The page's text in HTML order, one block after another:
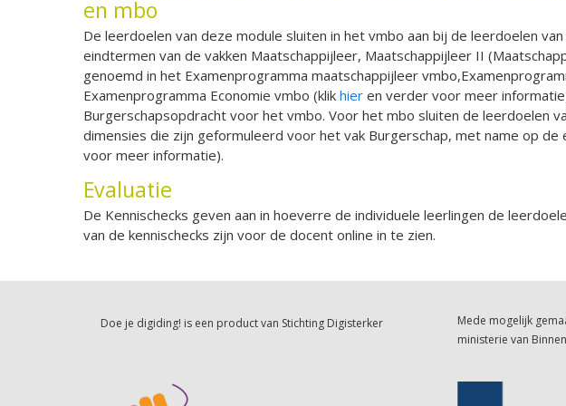
en mbo
De leerdoelen van deze module sluiten in het vmbo aan bij de leerdoelen
eindtermen van de vakken Maatschappijleer, Maatschappijleer II
genoemd in het Examenprogramma maatschappijleer
Examenprogramma Economie vmbo (klik hier en verder voor meer
Burgerschapsopdracht voor het vmbo. Voor het mbo sluiten de leerdoelen
dimensies die zijn geformuleerd voor het vak Burgerschap, met name op de
voor meer informatie).
Evaluatie
De Kennischecks geven aan in hoeverre de individuele leerlingen de
van de kennischecks zijn voor de docent online in te zien.
Doe je digiding! is een product van Stichting Digisterker
Mede mogelijk
ministerie van